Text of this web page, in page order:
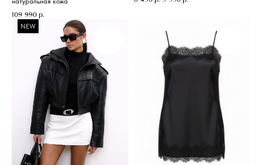
109 990 р.
NEW